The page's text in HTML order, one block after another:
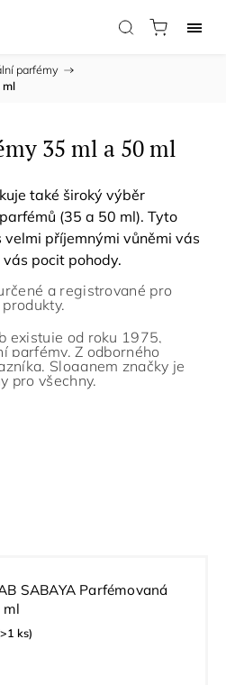
parfémy /
ml
35 ml a 50 ml
také široký výběr
(35 a 50 ml). Tyto
velmi příjemnými vůněmi vás
pocit pohody.
a registrované pro
existuje od roku 1975,
parfémy. Z odborného
Sloganem značky je
pro všechny.
SABAYA Parfémovaná
ml
ks)